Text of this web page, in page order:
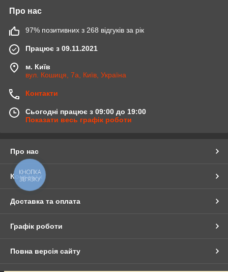
Про нас
97% позитивних з 268 відгуків за рік
Працює з 09.11.2021
м. Київ
вул. Кошиця, 7а, Київ, Україна
Контакти
Сьогодні працює з 09:00 до 19:00
Показати весь графік роботи
Про нас
Контакти
Доставка та оплата
Графік роботи
Повна версія сайту
КНОПКА
ЗВ'ЯЗКУ